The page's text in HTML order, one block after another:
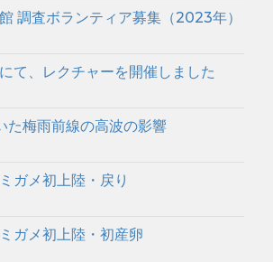
調査ボランティア募集（2023年）
て、レクチャーを開催しました
た梅雨前線の高波の影響
ガメ初上陸・戻り
ガメ初上陸・初産卵